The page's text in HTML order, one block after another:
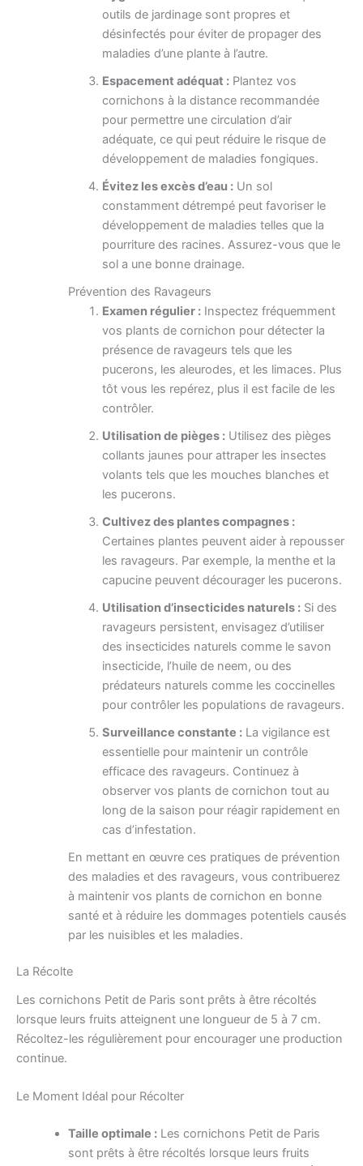
outils de jardinage sont propres et
désinfectés pour éviter de propager des
maladies d’une plante à l’autre.
Espacement adéquat :Plantez vos
cornichons à la distance recommandée
pour permettre une circulation d’air
adéquate, ce qui peut réduire le risque de
développement de maladies fongiques.
Évitez les excès d’eau :Un sol
constamment détrempé peut favoriser le
développement de maladies telles que la
pourriture des racines. Assurez-vous que le
sol a une bonne drainage.
Prévention des Ravageurs
Examen régulier :Inspectez fréquemment
vos plants de cornichon pour détecter la
présence de ravageurs tels que les
pucerons, les aleurodes, et les limaces. Plus
tôt vous les repérez, plus il est facile de les
contrôler.
Utilisation de pièges :Utilisez des pièges
collants jaunes pour attraper les insectes
volants tels que les mouches blanches et
les pucerons.
Cultivez des plantes compagnes :
Certaines plantes peuvent aider à repousser
les ravageurs. Par exemple, la menthe et la
capucine peuvent décourager les pucerons.
Utilisation d’insecticides naturels :Si des
ravageurs persistent, envisagez d’utiliser
des insecticides naturels comme le savon
insecticide, l’huile de neem, ou des
prédateurs naturels comme les coccinelles
pour contrôler les populations de ravageurs.
Surveillance constante :La vigilance est
essentielle pour maintenir un contrôle
efficace des ravageurs. Continuez à
observer vos plants de cornichon tout au
long de la saison pour réagir rapidement en
cas d’infestation.
En mettant en œuvre ces pratiques de prévention
des maladies et des ravageurs, vous contribuerez
à maintenir vos plants de cornichon en bonne
santé et à réduire les dommages potentiels causés
par les nuisibles et les maladies.
La Récolte
Les cornichons Petit de Paris sont prêts à être récoltés
lorsque leurs fruits atteignent une longueur de 5 à 7 cm.
Récoltez-les régulièrement pour encourager une production
continue.
Le Moment Idéal pour Récolter
Taille optimale :Les cornichons Petit de Paris
sont prêts à être récoltés lorsque leurs fruits